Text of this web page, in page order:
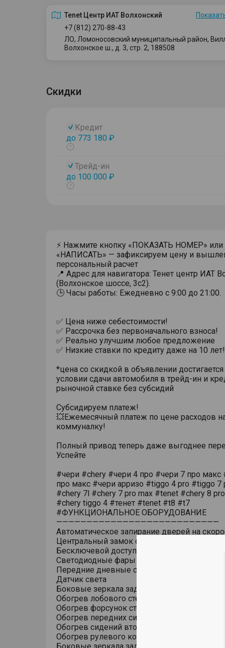
Tenet Центр ИАТ Волхонский
+7 (812) 270-88-43
ЛО, Ломоносовский муниципальный район,
Волхонское ш., д. 3, стр. 2, 188508
Скидки
Кредит
до 773 180 ₽
Показать
Трейд-ин
до 100 000 ₽
Показать
⚡ Нажмите кнопку «ПОКАЗАТЬ НОМЕР» или
«НАПИСАТЬ» — зафиксируем цену и
персональный расчет
📍 Адрес для навигатора: Тенет центр ИАТ
(Волхонское шоссе, 3с2).
🕒 Часы работы: Ежедневно с 9:00 до 21:00.
✅ Цена ниже себестоимости!
✅ Рассрочка без первоначального взноса!
✅ Реально улучшим любое предложение
✅ Низкие ставки по кредиту даже на 10 лет!
*цена со скидкой в объявлении
условии сдачи автомобиля в трейд-ин и
рыночной ставке без субсидий
Субсидируем платеж!
💥Ежемесячный платеж по цене расходов
коммуналку!
Полный привод теперь даже выгоднее
Успейте
#чери #chery #чери 4 про #чери 7 про макс
про макс #чери арризо #tiggo 4 pro #tiggo 7
#chery 7l #chery 7 pro max #tenet #chery 8
#chery tiggo 4 #тенет #tenet #t8 #t7
#ФУНКЦИОНАЛЬНОЕ ОБОРУДОВАНИЕ
———————————————————————————
Автоматическое запирание дверей на
Центральный замок с дистанционным
Бесключевой доступ (ключ в кармане)
Светодиодные фары основного света
Передние дневные светодиодные ходовые
Датчик света
Боковые зеркала заднего вида с обогревом
Обогрев лобового стекла
Обогрев форсунок стеклоомывателя
Обогрев передних сидений
Обогрев сидений второго ряда
Обогрев рулевого колеса